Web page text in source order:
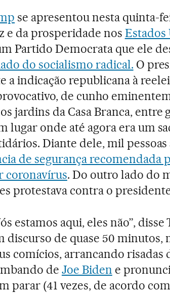
se apresentou nesta quinta-
e da prosperidade nos Estados
Partido Democrata que ele
do socialismo radical. O
a indicação republicana à
de cunho
jardins da Casa Branca, entre
lugar onde até agora era um
Diante dele, mil pessoas
de segurança recomendada
coronavírus. Do outro lado do
protestava contra o
estamos aqui, eles não”,
discurso de quase 50 minutos,
comícios, arrancando risadas
de Joe Biden e
parar (41 vezes, de acordo